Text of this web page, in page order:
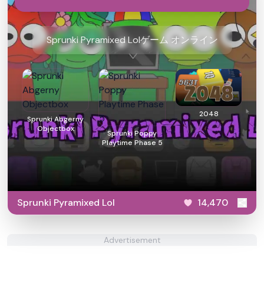
Sprunki Pyramixed Lolゲーム オンライン
Sprunki Abgerny
Objectbox
Sprunki Poppy
Playtime Phase 5
2048
Sprunki Pyramixed Lol 14,470
Advertisement